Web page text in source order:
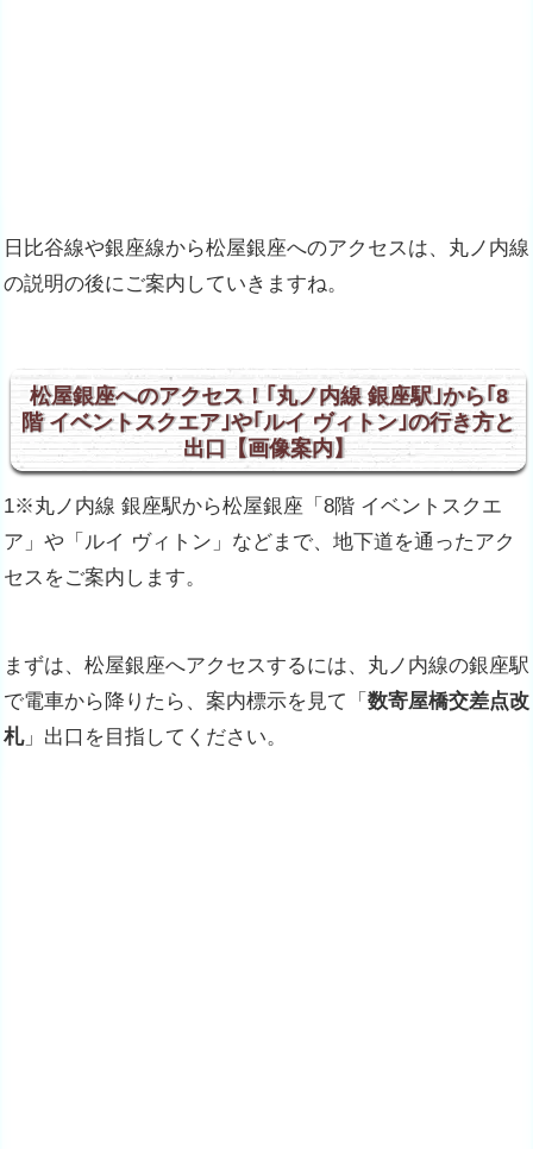
日比谷線や銀座線から松屋銀座へのアクセスは、丸ノ内線
の説明の後にご案内していきますね。
松屋銀座へのアクセス！｢丸ノ内線 銀座駅｣から｢8
階 イベントスクエア｣や｢ルイ ヴィトン｣の行き方と
出口【画像案内】
1※丸ノ内線 銀座駅から松屋銀座「8階 イベントスクエ
ア」や「ルイ ヴィトン」などまで、地下道を通ったアク
セスをご案内します。
まずは、松屋銀座へアクセスするには、丸ノ内線の銀座駅
で電車から降りたら、案内標示を見て「 数寄屋橋交差点改
札」出口を目指してください。